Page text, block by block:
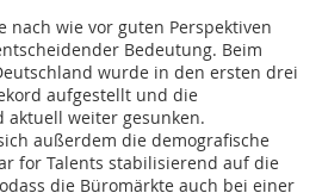
nach wie vor guten Perspektiven
Bedeutung. Beim
wurde in den ersten drei
aufgestellt und die
aktuell weiter gesunken.
außerdem die demografische
for Talents stabilisierend auf die
die Büromärkte auch bei einer